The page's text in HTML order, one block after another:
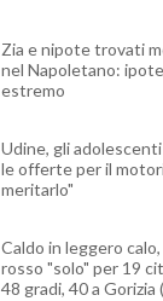
Zia e nipote trovati
nel Napoletano:
estremo
Udine, gli
le offerte per il
meritarlo"
Caldo in leggero
rosso "solo" per 19
48 gradi, 40 a Gorizia